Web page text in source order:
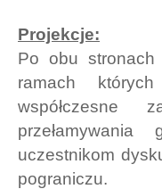
Projekcje:
Po obu stronach
ramach
współczesne
uczestnikom
pograniczu.